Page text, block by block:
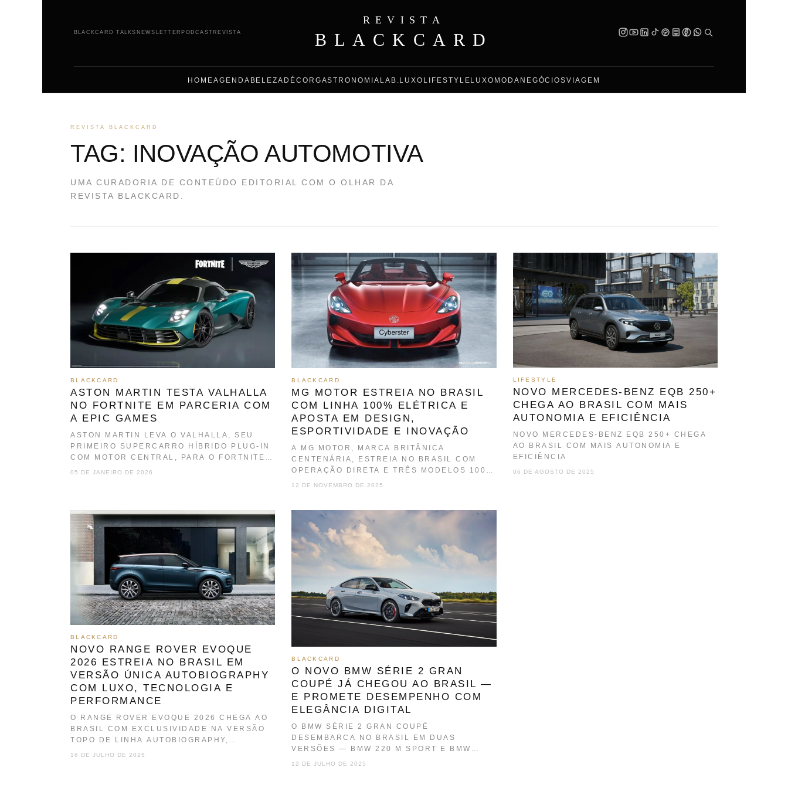
BLACKCARD TALKS NEWSLETTER PODCAST REVISTA
REVISTA
BLACKCARD
HOMEAGENDA BELEZA DÉCOR GASTRONOMIA LAB.LUXO LIFESTYLE LUXO MODA NEGÓCIOSVIAGEM
REVISTA BLACKCARD
TAG: INOVAÇÃO AUTOMOTIVA
UMA CURADORIA DE CONTEÚDO EDITORIAL COM O OLHAR DA
REVISTA BLACKCARD.
BLACKCARD
ASTON MARTIN TESTA VALHALLA
NO FORTNITE EM PARCERIA COM
A EPIC GAMES
ASTON MARTIN LEVA O VALHALLA, SEU
PRIMEIRO SUPERCARRO HÍBRIDO PLUG-IN
COM MOTOR CENTRAL, PARA O FORTNITE
EM COLABORAÇÃO COM A…
05 DE JANEIRO DE 2026
BLACKCARD
MG MOTOR ESTREIA NO BRASIL
COM LINHA 100% ELÉTRICA E
APOSTA EM DESIGN,
ESPORTIVIDADE E INOVAÇÃO
A MG MOTOR, MARCA BRITÂNICA
CENTENÁRIA, ESTREIA NO BRASIL COM
OPERAÇÃO DIRETA E TRÊS MODELOS 100%
12 DE NOVEMBRO DE 2025
LIFESTYLE
NOVO MERCEDES-BENZ EQB 250+
CHEGA AO BRASIL COM MAIS
AUTONOMIA E EFICIÊNCIA
NOVO MERCEDES-BENZ EQB 250+ CHEGA
AO BRASIL COM MAIS AUTONOMIA E
EFICIÊNCIA
06 DE AGOSTO DE 2025
BLACKCARD
NOVO RANGE ROVER EVOQUE
2026 ESTREIA NO BRASIL EM
VERSÃO ÚNICA AUTOBIOGRAPHY
COM LUXO, TECNOLOGIA E
PERFORMANCE
O RANGE ROVER EVOQUE 2026 CHEGA AO
BRASIL COM EXCLUSIVIDADE NA VERSÃO
TOPO DE LINHA AUTOBIOGRAPHY,
MARCANDO O RETORNO DE…
16 DE JULHO DE 2025
BLACKCARD
O NOVO BMW SÉRIE 2 GRAN
COUPÉ JÁ CHEGOU AO BRASIL —
E PROMETE DESEMPENHO COM
ELEGÂNCIA DIGITAL
O BMW SÉRIE 2 GRAN COUPÉ
DESEMBARCA NO BRASIL EM DUAS
VERSÕES — BMW 220 M SPORT E BMW
12 DE JULHO DE 2025